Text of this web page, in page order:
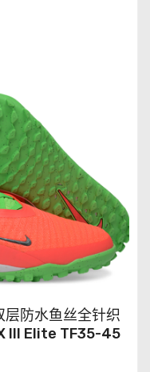
层防水鱼丝全针织
III Elite TF35-45